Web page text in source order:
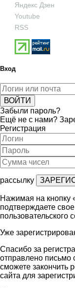
Яндекс Дзен
Youtube
RSS
Вход
Забыли пароль?
Ещё не с нами?
Регистрация
рассылку
Нажимая на кнопку
подтверждаете
пользовательского
Уже
Спасибо за
отправлено письмо
сможете закончить
сайта для